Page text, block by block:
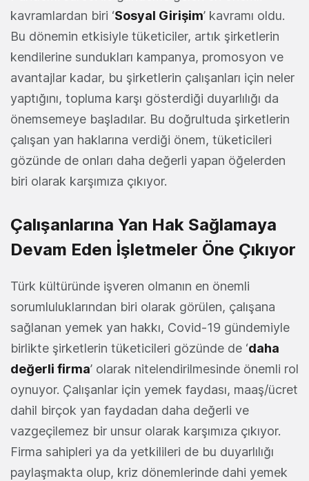
kavramlardan biri ‘Sosyal Girişim’ kavramı oldu.
Bu dönemin etkisiyle tüketiciler, artık şirketlerin
kendilerine sundukları kampanya, promosyon ve
avantajlar kadar, bu şirketlerin çalışanları için neler
yaptığını, topluma karşı gösterdiği duyarlılığı da
önemsemeye başladılar. Bu doğrultuda şirketlerin
çalışan yan haklarına verdiği önem, tüketicileri
gözünde de onları daha değerli yapan öğelerden
biri olarak karşımıza çıkıyor.
Çalışanlarına Yan Hak Sağlamaya
Devam Eden İşletmeler Öne Çıkıyor
Türk kültüründe işveren olmanın en önemli
sorumluluklarından biri olarak görülen, çalışana
sağlanan yemek yan hakkı, Covid-19 gündemiyle
birlikte şirketlerin tüketicileri gözünde de ‘daha
değerli firma’ olarak nitelendirilmesinde önemli rol
oynuyor. Çalışanlar için yemek faydası, maaş/ücret
dahil birçok yan faydadan daha değerli ve
vazgeçilemez bir unsur olarak karşımıza çıkıyor.
Firma sahipleri ya da yetkilileri de bu duyarlılığı
paylaşmakta olup, kriz dönemlerinde dahi yemek